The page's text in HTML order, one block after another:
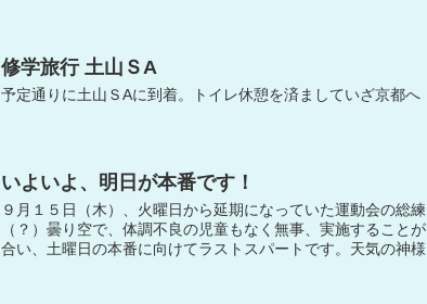
修学旅行 土山ＳA
予定通りに土山ＳAに到着。トイレ休憩を済ましていざ京都へ
いよいよ、明日が本番です！
９月１５日（木）、火曜日から延期になっていた運動会の総
（？）曇り空で、体調不良の児童もなく無事、実施すること
合い、土曜日の本番に向けてラストスパートです。天気の神様